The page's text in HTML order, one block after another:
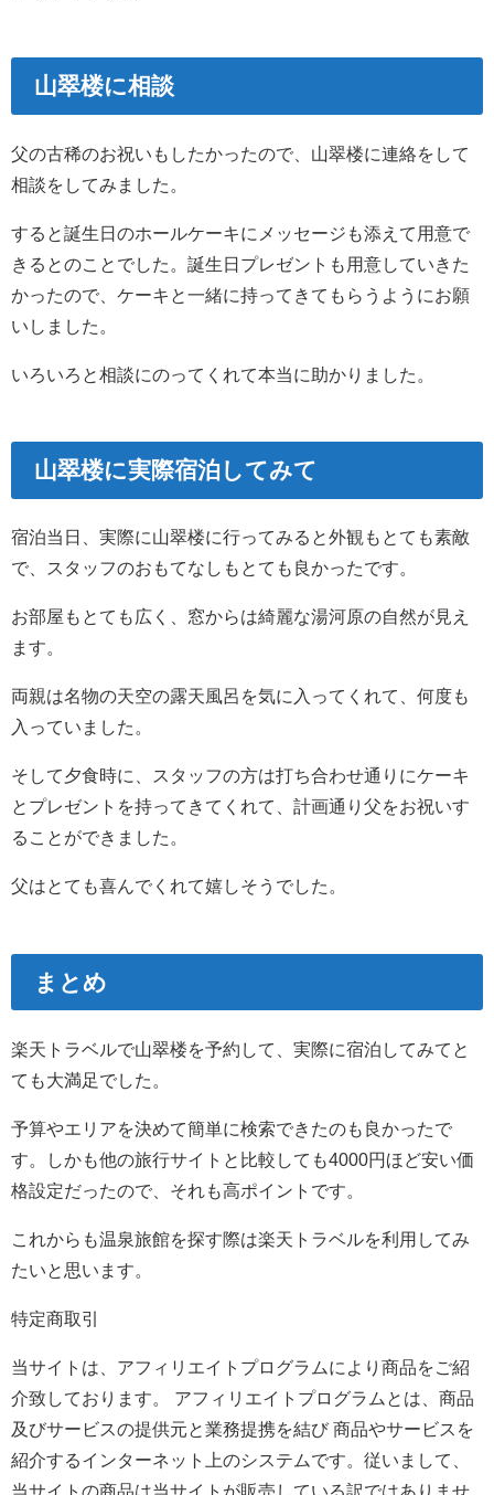
山翠楼に相談
父の古稀のお祝いもしたかったので、山翠楼に連絡をして
相談をしてみました。
すると誕生日のホールケーキにメッセージも添えて用意で
きるとのことでした。誕生日プレゼントも用意していきた
かったので、ケーキと一緒に持ってきてもらうようにお願
いしました。
いろいろと相談にのってくれて本当に助かりました。
山翠楼に実際宿泊してみて
宿泊当日、実際に山翠楼に行ってみると外観もとても素敵
で、スタッフのおもてなしもとても良かったです。
お部屋もとても広く、窓からは綺麗な湯河原の自然が見え
ます。
両親は名物の天空の露天風呂を気に入ってくれて、何度も
入っていました。
そして夕食時に、スタッフの方は打ち合わせ通りにケーキ
とプレゼントを持ってきてくれて、計画通り父をお祝いす
ることができました。
父はとても喜んでくれて嬉しそうでした。
まとめ
楽天トラベルで山翠楼を予約して、実際に宿泊してみてと
ても大満足でした。
予算やエリアを決めて簡単に検索できたのも良かったで
す。しかも他の旅行サイトと比較しても4000円ほど安い価
格設定だったので、それも高ポイントです。
これからも温泉旅館を探す際は楽天トラベルを利用してみ
たいと思います。
特定商取引
当サイトは、アフィリエイトプログラムにより商品をご紹
介致しております。 アフィリエイトプログラムとは、商品
及びサービスの提供元と業務提携を結び 商品やサービスを
紹介するインターネット上のシステムです。従いまして、
当サイトの商品は当サイトが販売している訳ではありませ